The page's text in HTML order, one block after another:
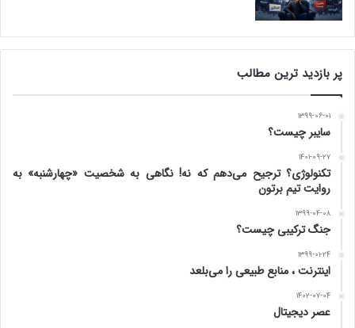
پر بازدید ترین مطالب
۱۳۹۹-۰۶-۰۱
سایبر چیست؟
۱۴۰۱-۰۹-۲۷
تکنولوژی؟ ترجیح می‌دهم که نه! نگاهی به شخصیت «چهارشنبه» به
روایت تیم برتون
۱۳۹۹-۰۴-۰۸
جنگ ترکیبی چیست؟
۱۳۹۹-۰۱-۲۴
اینترنت ، منابع طبیعی را می‌بلعد
۱۴۰۲-۰۷-۰۴
عصر دیجیتال